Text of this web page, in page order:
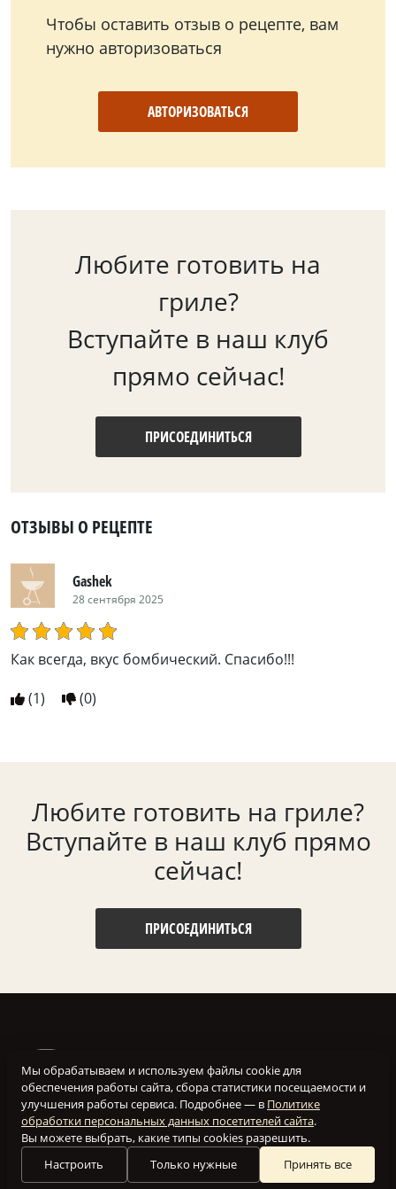
Чтобы оставить отзыв о рецепте, вам
нужно авторизоваться
АВТОРИЗОВАТЬСЯ
Любите готовить на
гриле?
Вступайте в наш клуб
прямо сейчас!
ПРИСОЕДИНИТЬСЯ
ОТЗЫВЫ О РЕЦЕПТЕ
Gashek
28 сентября 2025
Как всегда, вкус бомбический. Спасибо!!!
(1) (0)
Любите готовить на гриле?
Вступайте в наш клуб прямо
сейчас!
ПРИСОЕДИНИТЬСЯ
Наш клуб создан для того, чтобы объединить вместе
Мы обрабатываем и используем файлы cookie для
обеспечения работы сайта, сбора статистики посещаемости и
улучшения работы сервиса. Подробнее — в Политике
обработки персональных данных посетителей сайта.
Вы можете выбрать, какие типы cookies разрешить.
Настроить
Только нужные Принять все